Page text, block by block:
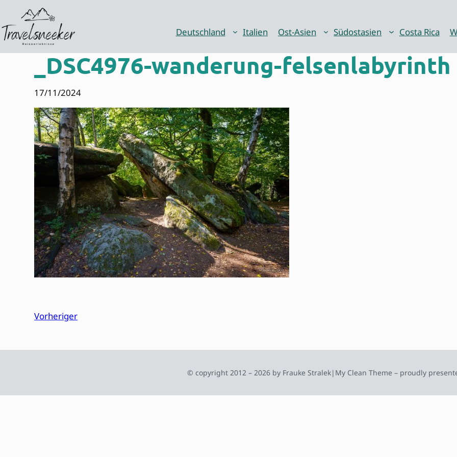
Inhalt
springen
Deutschland Italien Ost-Asien Südostasien Costa Rica
_DSC4976-wanderung-felsenlabyrinth
17/11/2024
Vorheriger
© copyright 2012 – 2026 by Frauke Stralek| My Clean Theme – proudly